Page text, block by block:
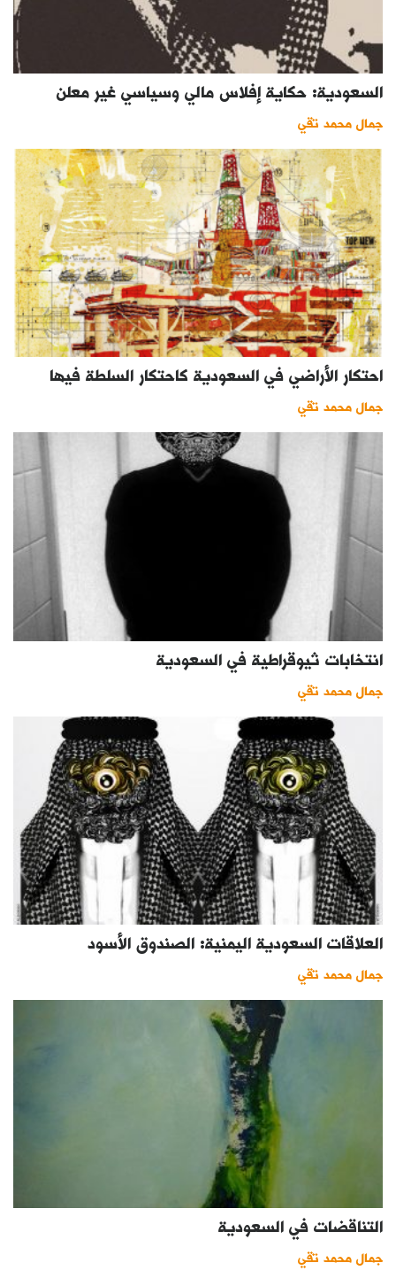
السعودية: حكاية إفلاس مالي وسياسي غير معلن
جمال محمد تقي
احتكار الأراضي في السعودية كاحتكار السلطة فيها
جمال محمد تقي
انتخابات ثيوقراطية في السعودية
جمال محمد تقي
العلاقات السعودية اليمنية: الصندوق الأسود
جمال محمد تقي
التناقضات في السعودية
جمال محمد تقي